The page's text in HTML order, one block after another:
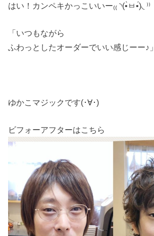
はい！カンペキかっこいいー₍₍ ◝(•̀ㅂ•́)◟ ⁾⁾
「いつもながら
ふわっとしたオーダーでいい感じーー♪」
ゆかこマジックです(･∀･)
ビフォーアフターはこちら